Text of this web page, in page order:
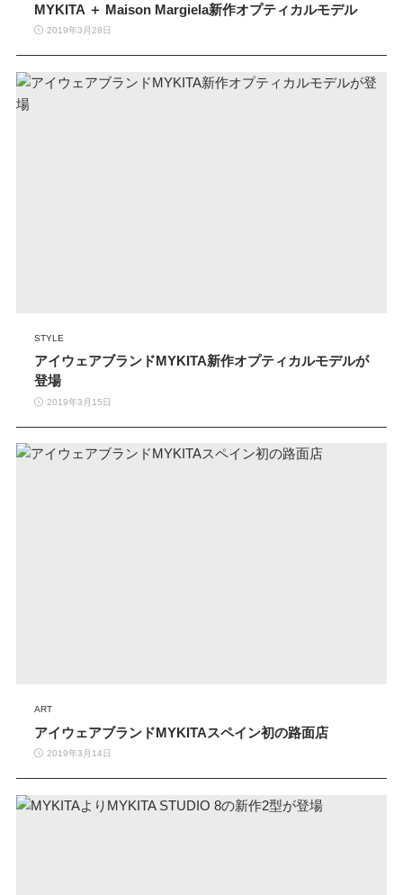
MYKITA ＋ Maison Margiela新作オプティカルモデル
2019年3月28日
STYLE
アイウェアブランドMYKITA新作オプティカルモデルが
登場
2019年3月15日
ART
アイウェアブランドMYKITAスペイン初の路面店
2019年3月14日